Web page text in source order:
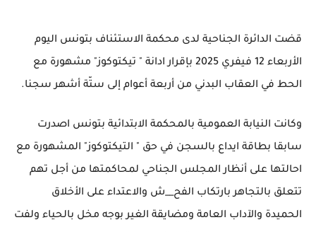
قضت الدائرة الجناحية لدى محكمة الاستئناف بتونس اليوم
الأربعاء 12 فيفري 2025 بإقرار ادانة " تيكتوكوز" مشهورة مع
الحط في العقاب البدني من أربعة أعوام إلى ستّة أشهر سجنا.
وكانت النيابة العمومية بالمحكمة الابتدائية بتونس اصدرت
سابقا بطاقة ايداع بالسجن في حق " التيكتوكوز" المشهورة مع
احالتها على أنظار المجلس الجناحي لمحاكمتها من أجل تهم
تتعلق بالتجاهر بارتكاب الفح__ش والاعتداء على الأخلاق
الحميدة والآداب العامة ومضايقة الغير بوجه مخل بالحياء ولفت